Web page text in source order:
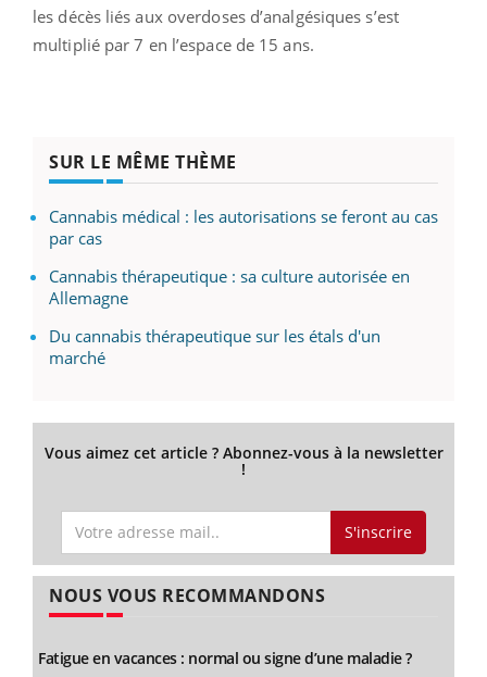
les décès liés aux overdoses d’analgésiques s’est
multiplié par 7 en l’espace de 15 ans.
SUR LE MÊME THÈME
Cannabis médical : les autorisations se feront au cas
par cas
Cannabis thérapeutique : sa culture autorisée en
Allemagne
Du cannabis thérapeutique sur les étals d'un
marché
Vous aimez cet article ? Abonnez-vous à la newsletter
!
S'inscrire
NOUS VOUS RECOMMANDONS
Fatigue en vacances : normal ou signe d’une maladie ?